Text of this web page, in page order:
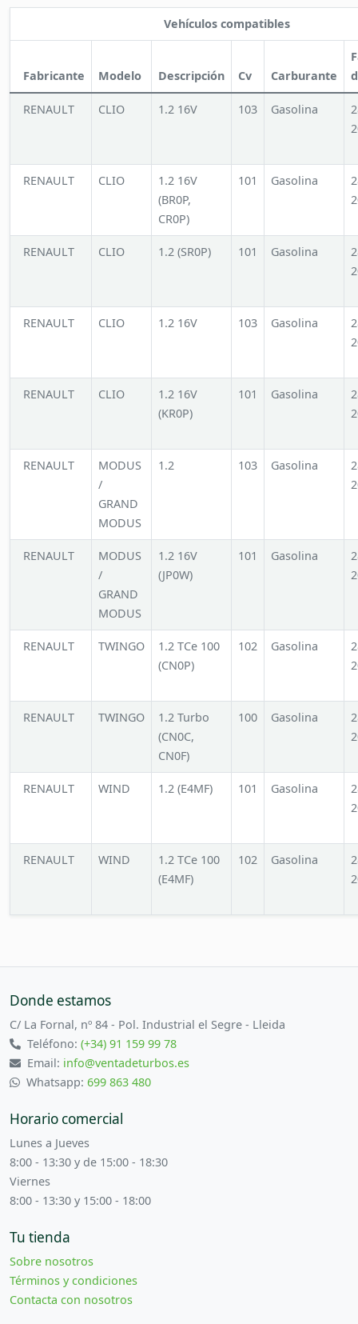
Vehículos compatibles
Fabricante Modelo Descripción Cv Carburante
RENAULT CLIO 1.2 16V 103 Gasolina
RENAULT CLIO
1.2 16V
(BR0P,
CR0P)
101 Gasolina
RENAULT CLIO 1.2 (SR0P) 101 Gasolina
RENAULT CLIO 1.2 16V 103 Gasolina
RENAULT CLIO
1.2 16V
(KR0P)
101 Gasolina
RENAULT
MODUS
/
GRAND
MODUS
1.2 103 Gasolina
RENAULT
MODUS
/
GRAND
MODUS
1.2 16V
(JP0W)
101 Gasolina
RENAULT TWINGO
1.2 TCe 100
(CN0P)
102 Gasolina
RENAULT TWINGO
1.2 Turbo
(CN0C,
CN0F)
100 Gasolina
RENAULT WIND 1.2 (E4MF) 101 Gasolina
RENAULT WIND
1.2 TCe 100
(E4MF)
102 Gasolina
Donde estamos
C/ La Fornal, nº 84 - Pol. Industrial el Segre - Lleida
Teléfono:(+34) 91 159 99 78
Email: info@ventadeturbos.es
Whatsapp: 699 863 480
Horario comercial
Lunes a Jueves
8:00 - 13:30 y de 15:00 - 18:30
Viernes
8:00 - 13:30 y 15:00 - 18:00
Tu tienda
Sobre nosotros
Términos y condiciones
Contacta con nosotros